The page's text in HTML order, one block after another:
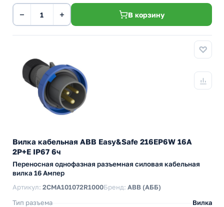
− + В корзину
Вилка кабельная ABB Easy&Safe 216EP6W 16А
2P+E IP67 6ч
Переносная однофазная разъемная силовая кабельная
вилка 16 Ампер
Артикул: 2CMA101072R1000Бренд: ABB (АББ)
Тип разъема
Вилка